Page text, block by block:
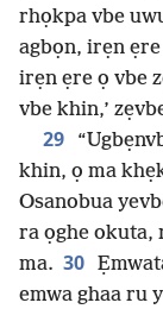
rhọkpa vbe
agbọn, irẹn
irẹn ẹre ọ vbe
vbe khin,’
29
khin, ọ ma
Osanobua
ra ọghe okuta,
ma. 30
emwa ghaa ru